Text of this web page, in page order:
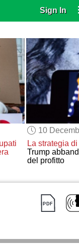
Sign In
10
La strategia
Trump
del profitto